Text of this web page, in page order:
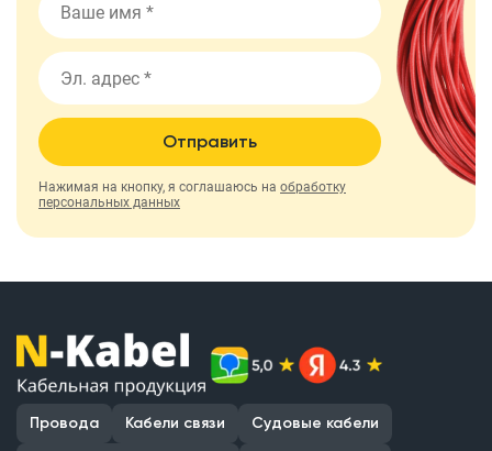
Отправить
Нажимая на кнопку, я соглашаюсь на обработку
персональных данных
Провода Кабели связи Судовые кабели